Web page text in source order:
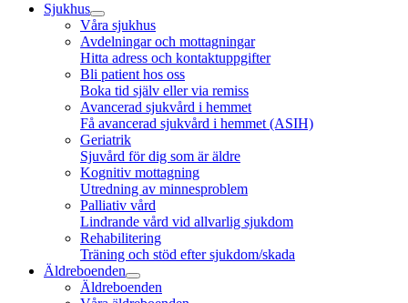
Sjukhus
Våra sjukhus
Avdelningar och mottagningar
Hitta adress och kontaktuppgifter
Bli patient hos oss
Boka tid själv eller via remiss
Avancerad sjukvård i hemmet
Få avancerad sjukvård i hemmet (ASIH)
Geriatrik
Sjuvård för dig som är äldre
Kognitiv mottagning
Utredning av minnesproblem
Palliativ vård
Lindrande vård vid allvarlig sjukdom
Rehabilitering
Träning och stöd efter sjukdom/skada
Äldreboenden
Äldreboenden